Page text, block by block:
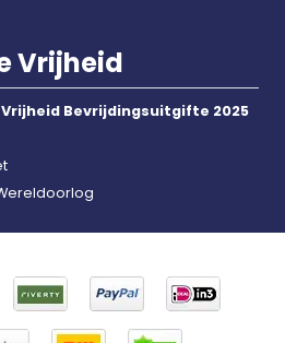
Vrijheid
Vrijheid Bevrijdingsuitgifte 2025